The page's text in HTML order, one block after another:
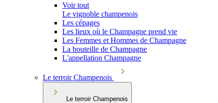
Voir tout
Le vignoble champenois
Les cépages
Les lieux où le Champagne prend vie
Les Femmes et Hommes de Champagne
La bouteille de Champagne
L'appellation Champagne
Le terroir Champenois
Le terroir Champenois